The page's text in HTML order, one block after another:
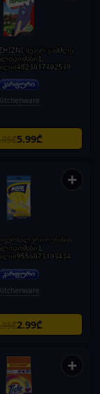
სუპერ გამძლე
L
4823017402539
5.99₾
+
რეზინის
L
9556073103434
2.99₾
+